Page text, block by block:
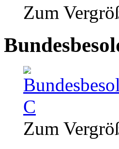
Zum
Zum